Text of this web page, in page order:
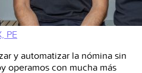
PE
y automatizar la nómina sin
operamos con mucha más